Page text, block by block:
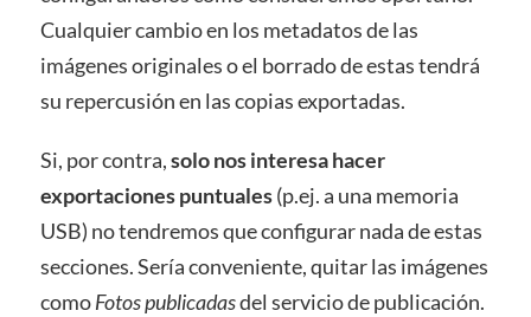
Cualquier cambio en los metadatos de las
imágenes originales o el borrado de estas tendrá
su repercusión en las copias exportadas.
Si, por contra,solo nos interesa hacer
exportaciones puntuales(p.ej. a una memoria
USB) no tendremos que configurar nada de estas
secciones. Sería conveniente, quitar las imágenes
comoFotos publicadasdel servicio de publicación.